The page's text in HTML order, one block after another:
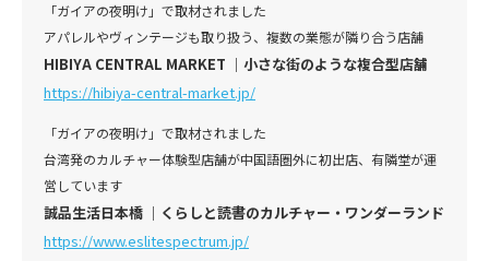
「ガイアの夜明け」で取材されました
アパレルやヴィンテージも取り扱う、複数の業態が隣り合う店舗
HIBIYA CENTRAL MARKET ｜小さな街のような複合型店舗
https://hibiya-central-market.jp/
「ガイアの夜明け」で取材されました
台湾発のカルチャー体験型店舗が中国語圏外に初出店、有隣堂が運
営しています
誠品生活日本橋 ｜くらしと読書のカルチャー・ワンダーランド
https://www.eslitespectrum.jp/